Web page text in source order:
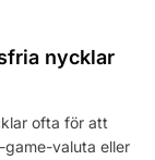
nycklar
ofta för att
game-valuta eller